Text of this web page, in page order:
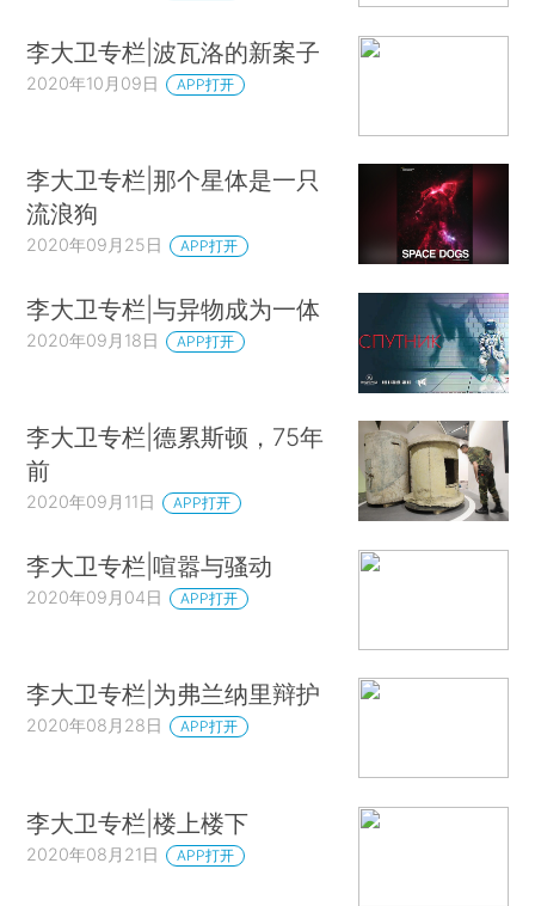
李大卫专栏|波瓦洛的新案子
2020年10月09日 APP打开
李大卫专栏|那个星体是一只
流浪狗
2020年09月25日 APP打开
李大卫专栏|与异物成为一体
2020年09月18日 APP打开
李大卫专栏|德累斯顿，75年
前
2020年09月11日 APP打开
李大卫专栏|喧嚣与骚动
2020年09月04日 APP打开
李大卫专栏|为弗兰纳里辩护
2020年08月28日 APP打开
李大卫专栏|楼上楼下
2020年08月21日 APP打开